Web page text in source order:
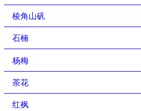
棱角山矾
石楠
杨梅
茶花
红枫